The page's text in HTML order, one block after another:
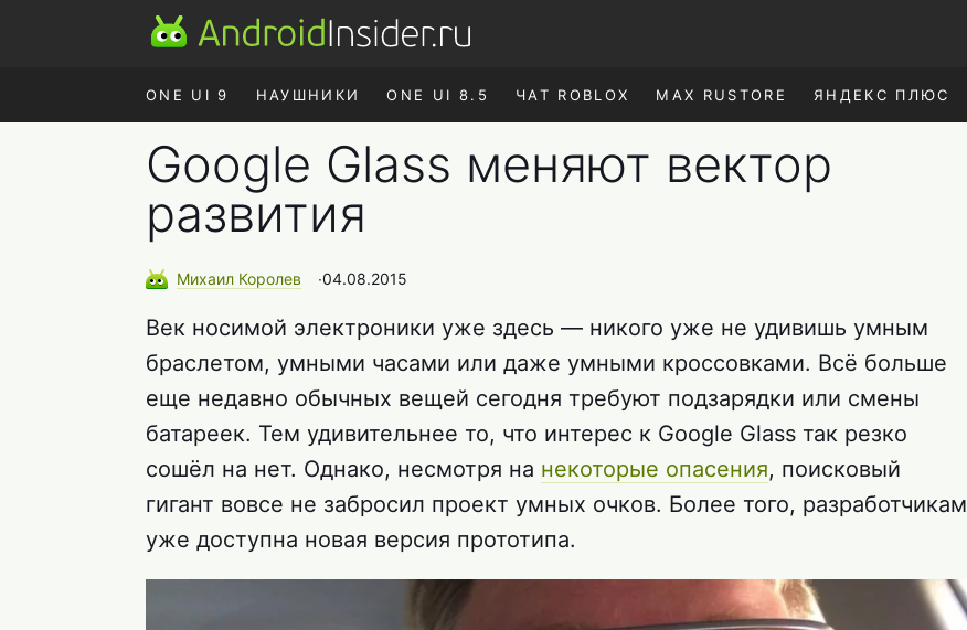
ONE UI 9 НАУШНИКИ ONE UI 8.5 ЧАТ ROBLOX MAX RUSTORE ЯНДЕКС ПЛЮС
Google Glass меняют вектор
развития
Михаил Королев ∙04.08.2015
Век носимой электроники уже здесь — никого уже не удивишь умным
браслетом, умными часами или даже умными кроссовками. Всё больше
еще недавно обычных вещей сегодня требуют подзарядки или смены
батареек. Тем удивительнее то, что интерес к Google Glass так резко
сошёл на нет. Однако, несмотря на некоторые опасения, поисковый
гигант вовсе не забросил проект умных очков. Более того, разработчикам
уже доступна новая версия прототипа.